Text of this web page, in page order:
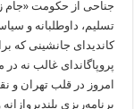
جناحی از حکومت «جام
تسلیم، داوطلبانه و
کاندیدای جانشینی که
پروپاگاندای غالب نه
امروز در قلب تهران
برنامه‌ریزی